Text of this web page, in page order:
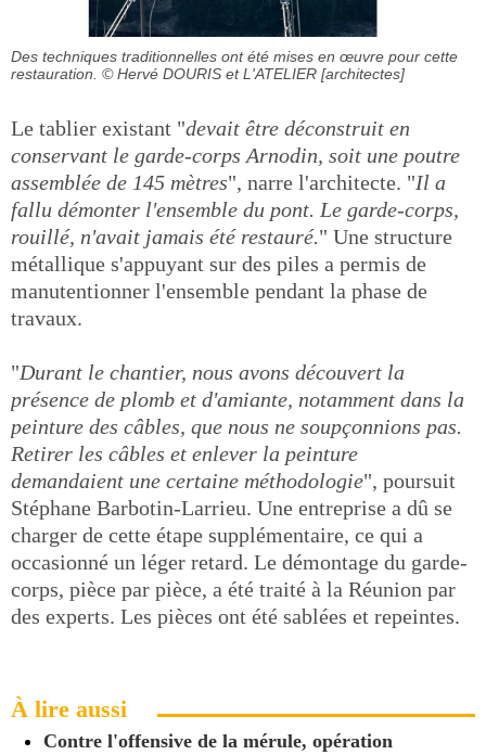
Des techniques traditionnelles ont été mises en œuvre pour cette
restauration. © Hervé DOURIS et L'ATELIER [architectes]
Le tablier existant "devait être déconstruit en
conservant le garde-corps Arnodin, soit une poutre
assemblée de 145 mètres", narre l'architecte. "Il a
fallu démonter l'ensemble du pont. Le garde-corps,
rouillé, n'avait jamais été restauré." Une structure
métallique s'appuyant sur des piles a permis de
manutentionner l'ensemble pendant la phase de
travaux.
"Durant le chantier, nous avons découvert la
présence de plomb et d'amiante, notamment dans la
peinture des câbles, que nous ne soupçonnions pas.
Retirer les câbles et enlever la peinture
demandaient une certaine méthodologie", poursuit
Stéphane Barbotin-Larrieu. Une entreprise a dû se
charger de cette étape supplémentaire, ce qui a
occasionné un léger retard. Le démontage du garde-
corps, pièce par pièce, a été traité à la Réunion par
des experts. Les pièces ont été sablées et repeintes.
À lire aussi
Contre l'offensive de la mérule, opération